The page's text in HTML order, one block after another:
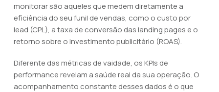
monitorar são aqueles que medem diretamente a
eficiência do seu funil de vendas, como o custo por
lead (CPL), a taxa de conversão das landing pages e o
retorno sobre o investimento publicitário (ROAS).
Diferente das métricas de vaidade, os KPIs de
performance revelam a saúde real da sua operação. O
acompanhamento constante desses dados é o que